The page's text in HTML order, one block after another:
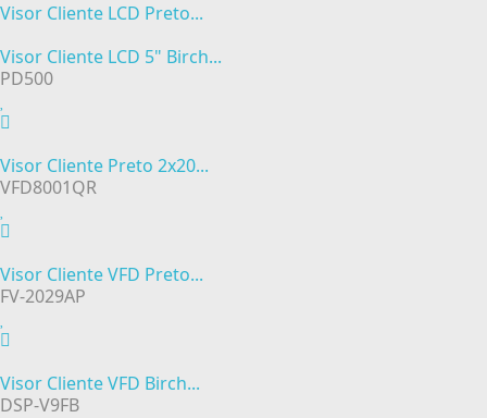
Visor Cliente LCD Preto...
Visor Cliente LCD 5" Birch...
PD500
Visor Cliente Preto 2x20...
VFD8001QR
Visor Cliente VFD Preto...
FV-2029AP
Visor Cliente VFD Birch...
DSP-V9FB